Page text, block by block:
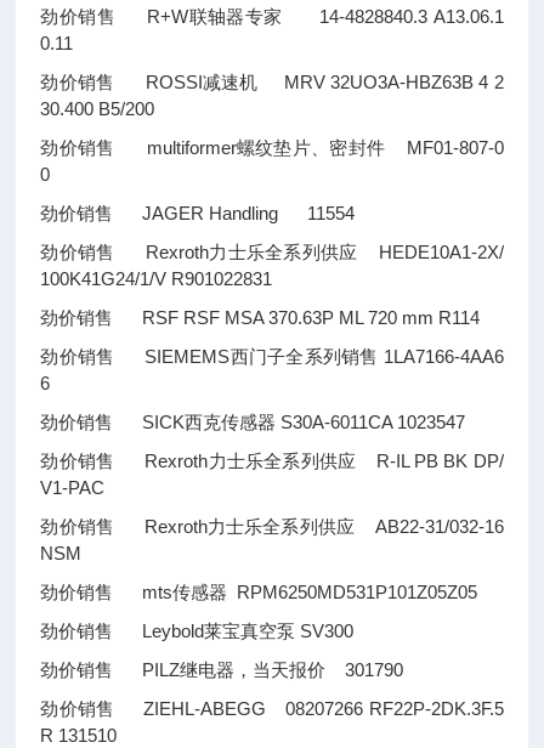
劲价销售 R+W联轴器专家 14-4828840.3 A13.06.1
0.11
劲价销售 ROSSI减速机 MRV 32UO3A-HBZ63B 4 2
30.400 B5/200
劲价销售 multiformer螺纹垫片、密封件 MF01-807-0
0
劲价销售 JAGER Handling 11554
劲价销售 Rexroth力士乐全系列供应 HEDE10A1-2X/
100K41G24/1/V R901022831
劲价销售 RSF RSF MSA 370.63P ML 720 mm R114
劲价销售 SIEMEMS西门子全系列销售 1LA7166-4AA6
6
劲价销售 SICK西克传感器 S30A-6011CA 1023547
劲价销售 Rexroth力士乐全系列供应 R-IL PB BK DP/
V1-PAC
劲价销售 Rexroth力士乐全系列供应 AB22-31/032-16
NSM
劲价销售 mts传感器 RPM6250MD531P101Z05Z05
劲价销售 Leybold莱宝真空泵 SV300
劲价销售 PILZ继电器，当天报价 301790
劲价销售 ZIEHL-ABEGG 08207266 RF22P-2DK.3F.5
R 131510